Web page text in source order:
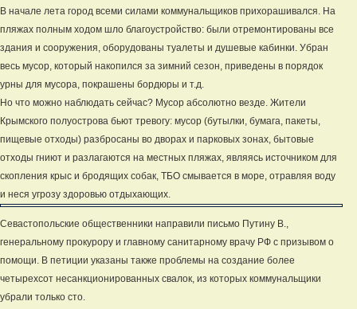
В начале лета город всеми силами коммунальщиков прихорашивался. На
пляжах полным ходом шло благоустройство: были отремонтированы все
здания и сооружения, оборудованы туалеты и душевые кабинки. Убран
весь мусор, который накопился за зимний сезон, приведены в порядок
урны для мусора, покрашены бордюры и т.д.
Но что можно наблюдать сейчас? Мусор абсолютно везде. Жители
Крымского полуострова бьют тревогу: мусор (бутылки, бумага, пакеты,
пищевые отходы) разбросаны во дворах и парковых зонах, бытовые
отходы гниют и разлагаются на местных пляжах, являясь источником для
скопления крыс и бродящих собак, ТБО смывается в море, отравляя воду
и неся угрозу здоровью отдыхающих.
Севастопольские общественники направили письмо Путину В.,
генеральному прокурору и главному санитарному врачу РФ с призывом о
помощи. В петиции указаны также проблемы на создание более
четырехсот несанкционированных свалок, из которых коммунальщики
убрали только сто.